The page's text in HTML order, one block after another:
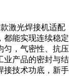
激光焊接机适配
都能实现连续稳定
匀，气密性、抗压
业产品的密封与结
接技术功底，新手